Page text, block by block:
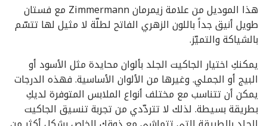
هذا الموديل من علامة زيمرمان Zimmermann مع فستان
طويل أنيق جداً باللون الزهري الفاتح لطلّة لا مثيل لها تتسّم
بالشياكة والتميّز.
يمكنكِ اختيار الجاكيت الجلد بألوان محايدة مثل الأسود أو
البيج أو الجملي. وغيرها من الألوان الأساسية. فهذه الدرجات
يمكن أن تتناسب مع مختلف أنواع الملابس المتوفرة لديكِ
بطريقة بسيطة. لذلك لا تتردّدي من تجربة تنسيق الجاكيت